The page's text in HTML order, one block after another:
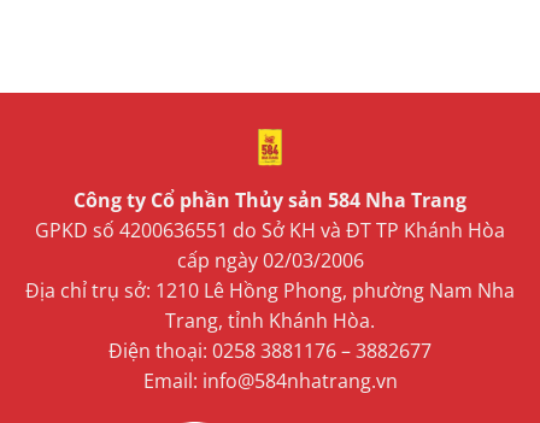
Công ty Cổ phần Thủy sản 584 Nha Trang
GPKD số 4200636551 do Sở KH và ĐT TP Khánh Hòa
cấp ngày 02/03/2006
Địa chỉ trụ sở: 1210 Lê Hồng Phong, phường Nam Nha
Trang, tỉnh Khánh Hòa.
Điện thoại: 0258 3881176 – 3882677
Email: info@584nhatrang.vn